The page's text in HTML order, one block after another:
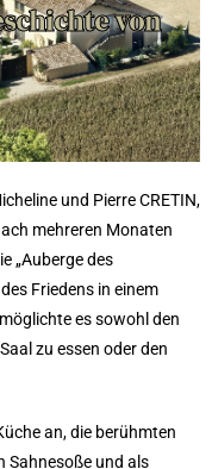
von
und Pierre CRETIN,
mehreren Monaten
„Auberge des
Friedens in einem
es sowohl den
zu essen oder den
an, die berühmten
Sahnesoße und als